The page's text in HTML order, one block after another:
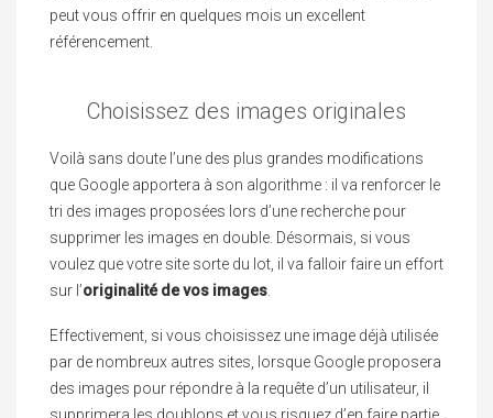
peut vous offrir en quelques mois un excellent
référencement.
Choisissez des images originales
Voilà sans doute l’une des plus grandes modifications
que Google apportera à son algorithme : il va renforcer le
tri des images proposées lors d’une recherche pour
supprimer les images en double. Désormais, si vous
voulez que votre site sorte du lot, il va falloir faire un effort
sur l’originalité de vos images
Effectivement, si vous choisissez une image déjà utilisée
par de nombreux autres sites, lorsque Google proposera
des images pour répondre à la requête d’un utilisateur, il